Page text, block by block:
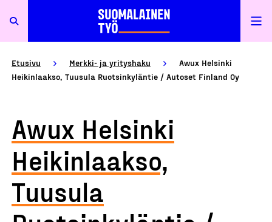
Etusivu Merkki- ja yrityshaku
Awux Helsinki
Heikinlaakso, Tuusula Ruotsinkyläntie / Autoset Finland Oy
Awux Helsinki
Heikinlaakso,
Tuusula